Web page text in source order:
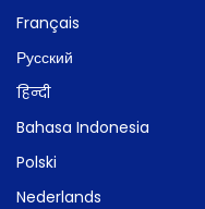
Français
Русский
हिन्दी
Bahasa Indonesia
Polski
Nederlands